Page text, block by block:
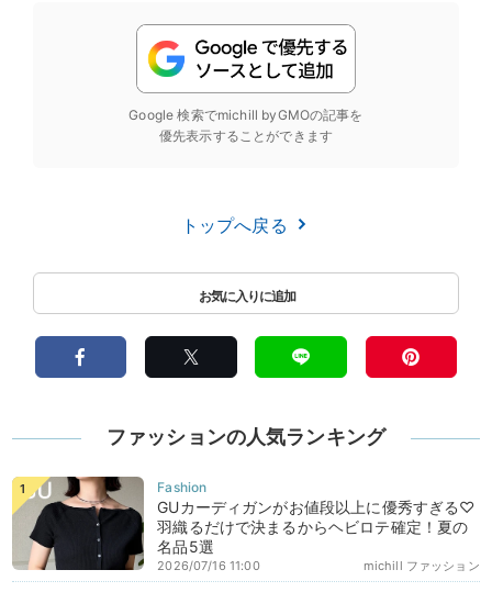
Google 検索でmichill byGMOの記事を
優先表示することができます
トップへ戻る
ファッションの人気ランキング
GUカーディガンがお値段以上に優秀すぎる♡
羽織るだけで決まるからヘビロテ確定！夏の
名品5選
michill ファッション
2026/07/16 11:00